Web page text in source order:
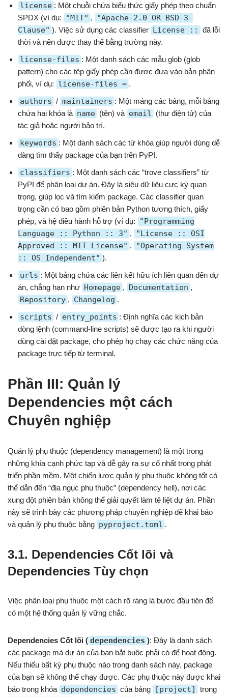
license : Một chuỗi chứa biểu thức giấy phép theo chuẩn
SPDX (ví dụ:
"MIT" ,
"Apache-2.0 OR BSD-3-
Clause" ). Việc sử dụng các classifier License ::
đã lỗi
thời và nên được thay thế bằng trường này.
license-files : Một danh sách các mẫu glob (glob
pattern) cho các tệp giấy phép cần được đưa vào bản phân
phối, ví dụ: license-files = .
authors / maintainers : Một mảng các bảng, mỗi bảng
chứa hai khóa là name (tên) và email (thư điện tử) của
tác giả hoặc người bảo trì.
keywords : Một danh sách các từ khóa giúp người dùng dễ
dàng tìm thấy package của bạn trên PyPI.
classifiers : Một danh sách các “trove classifiers” từ
PyPI để phân loại dự án. Đây là siêu dữ liệu cực kỳ quan
trọng, giúp lọc và tìm kiếm package. Các classifier quan
trọng cần có bao gồm phiên bản Python tương thích, giấy
phép, và hệ điều hành hỗ trợ (ví dụ:
"Programming
Language :: Python :: 3" ,
"License :: OSI
Approved :: MIT License" ,
"Operating System
:: OS Independent" ).
urls : Một bảng chứa các liên kết hữu ích liên quan đến dự
án, chẳng hạn như Homepage , Documentation ,
Repository , Changelog .
scripts / entry_points : Định nghĩa các kịch bản
dòng lệnh (command-line scripts) sẽ được tạo ra khi người
dùng cài đặt package, cho phép họ chạy các chức năng của
package trực tiếp từ terminal.
Phần III: Quản lý
Dependencies một cách
Chuyên nghiệp
Quản lý phụ thuộc (dependency management) là một trong
những khía cạnh phức tạp và dễ gây ra sự cố nhất trong phát
triển phần mềm. Một chiến lược quản lý phụ thuộc không tốt có
thể dẫn đến “địa ngục phụ thuộc” (dependency hell), nơi các
xung đột phiên bản không thể giải quyết làm tê liệt dự án. Phần
này sẽ trình bày các phương pháp chuyên nghiệp để khai báo
và quản lý phụ thuộc bằng pyproject.toml .
3.1. Dependencies Cốt lõi và
Dependencies Tùy chọn
Việc phân loại phụ thuộc một cách rõ ràng là bước đầu tiên để
có một hệ thống quản lý vững chắc.
Dependencies Cốt lõi ( dependencies ): Đây là danh sách
các package mà dự án của bạn bắt buộc phải có để hoạt động.
Nếu thiếu bất kỳ phụ thuộc nào trong danh sách này, package
của bạn sẽ không thể chạy được. Các phụ thuộc này được khai
báo trong khóa dependencies của bảng [project] trong